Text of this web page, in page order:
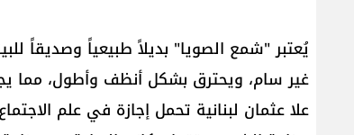
يُعتبر "شمع الصويا" بديلاً طبيعياً وصديقاً
غير سام، ويحترق بشكل أنظف وأطول، مما
علا عثمان لبنانية تحمل إجازة في علم